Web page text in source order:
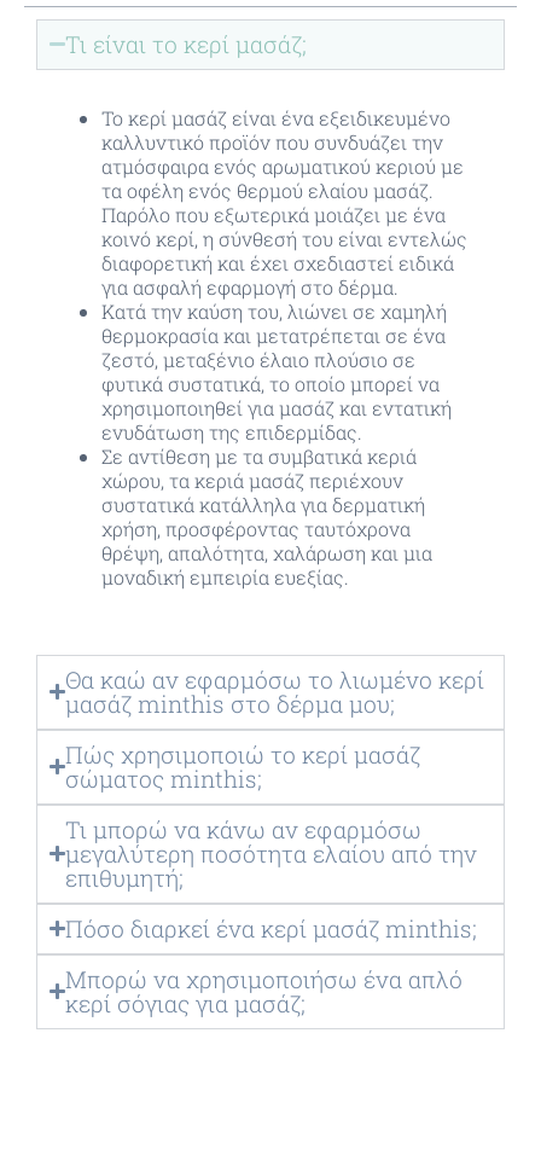
Τι είναι το κερί μασάζ;
Το κερί μασάζ είναι ένα εξειδικευμένο
καλλυντικό προϊόν που συνδυάζει την
ατμόσφαιρα ενός αρωματικού κεριού με
τα οφέλη ενός θερμού ελαίου μασάζ.
Παρόλο που εξωτερικά μοιάζει με ένα
κοινό κερί, η σύνθεσή του είναι εντελώς
διαφορετική και έχει σχεδιαστεί ειδικά
για ασφαλή εφαρμογή στο δέρμα.
Κατά την καύση του, λιώνει σε χαμηλή
θερμοκρασία και μετατρέπεται σε ένα
ζεστό, μεταξένιο έλαιο πλούσιο σε
φυτικά συστατικά, το οποίο μπορεί να
χρησιμοποιηθεί για μασάζ και εντατική
ενυδάτωση της επιδερμίδας.
Σε αντίθεση με τα συμβατικά κεριά
χώρου, τα κεριά μασάζ περιέχουν
συστατικά κατάλληλα για δερματική
χρήση, προσφέροντας ταυτόχρονα
θρέψη, απαλότητα, χαλάρωση και μια
μοναδική εμπειρία ευεξίας.
Θα καώ αν εφαρμόσω το λιωμένο κερί
μασάζ minthis στο δέρμα μου;
Πώς χρησιμοποιώ το κερί μασάζ
σώματος minthis;
Τι μπορώ να κάνω αν εφαρμόσω
μεγαλύτερη ποσότητα ελαίου από την
επιθυμητή;
Πόσο διαρκεί ένα κερί μασάζ minthis;
Μπορώ να χρησιμοποιήσω ένα απλό
κερί σόγιας για μασάζ;